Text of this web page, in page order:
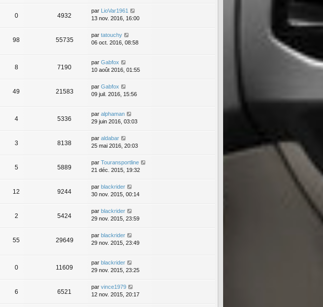
0 4932
par LioVar1961
13 nov. 2016, 16:00
98 55735
par tatouchy
06 oct. 2016, 08:58
8 7190
par Gabfox
10 août 2016, 01:55
49 21583
par Gabfox
09 juil. 2016, 15:56
4 5336
par alphaman
29 juin 2016, 03:03
3 8138
par aldabar
25 mai 2016, 20:03
5 5889
par Touransportline
21 déc. 2015, 19:32
12 9244
par blackrider
30 nov. 2015, 00:14
2 5424
par blackrider
29 nov. 2015, 23:59
55 29649
par blackrider
29 nov. 2015, 23:49
0 11609
par blackrider
29 nov. 2015, 23:25
6 6521
par vince1979
12 nov. 2015, 20:17